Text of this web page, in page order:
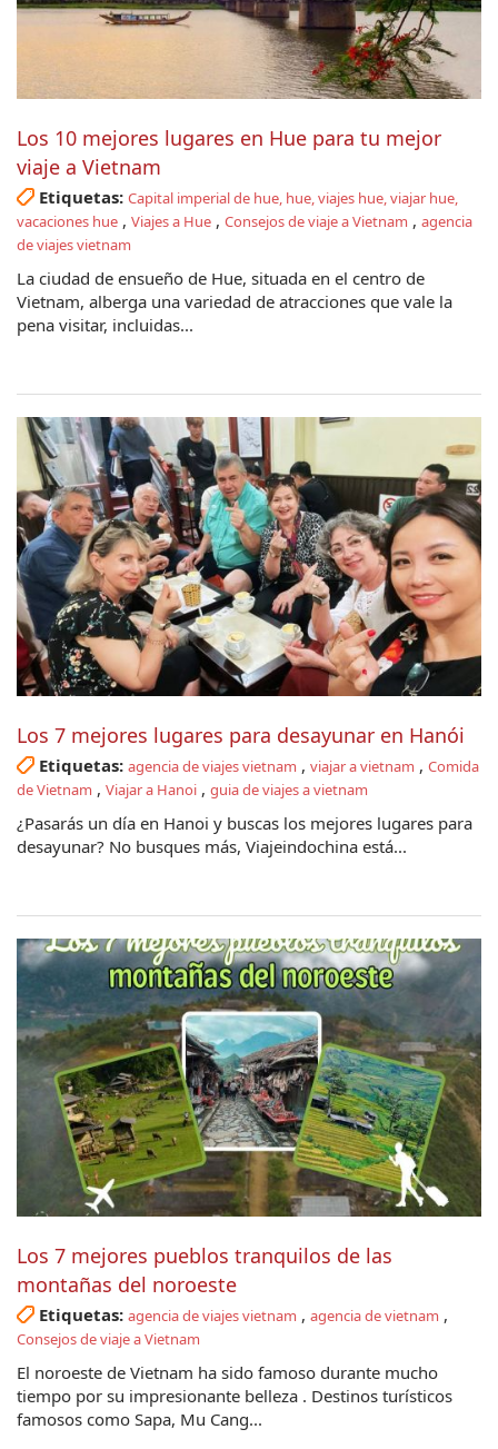
Los 10 mejores lugares en Hue para tu mejor
viaje a Vietnam
Etiquetas: Capital imperial de hue, hue, viajes hue, viajar hue,
vacaciones hue , Viajes a Hue , Consejos de viaje a Vietnam , agencia
de viajes vietnam
La ciudad de ensueño de Hue, situada en el centro de
Vietnam, alberga una variedad de atracciones que vale la
pena visitar, incluidas...
Los 7 mejores lugares para desayunar en Hanói
Etiquetas: agencia de viajes vietnam , viajar a vietnam , Comida
de Vietnam , Viajar a Hanoi , guia de viajes a vietnam
¿Pasarás un día en Hanoi y buscas los mejores lugares para
desayunar? No busques más, Viajeindochina está...
Los 7 mejores pueblos tranquilos de las
montañas del noroeste
Etiquetas: agencia de viajes vietnam , agencia de vietnam ,
Consejos de viaje a Vietnam
El noroeste de Vietnam ha sido famoso durante mucho
tiempo por su impresionante belleza . Destinos turísticos
famosos como Sapa, Mu Cang...